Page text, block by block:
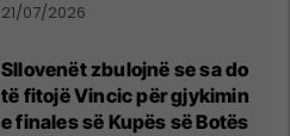
fuqishme me breshër dhe
21/07/2026
Sllovenët zbulojnë se sa do
të fitojë Vincic për gjykimin
e finales së Kupës së Botës